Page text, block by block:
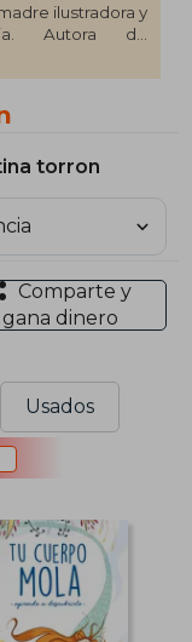
ilustradora y
Autora de
conmigo?,
de educación
torron
Comparte y
gana dinero
Usados